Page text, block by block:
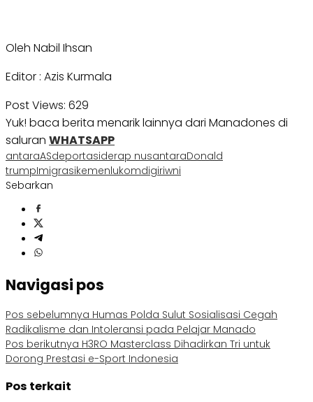
Oleh Nabil Ihsan
Editor : Azis Kurmala
Post Views: 629
Yuk! baca berita menarik lainnya dari Manadones di
saluran WHATSAPP
antaraASdeportasiderap nusantaraDonald
trumpImigrasikemenlukomdigiriwni
Sebarkan
Navigasi pos
Pos sebelumnya Humas Polda Sulut Sosialisasi Cegah
Radikalisme dan Intoleransi pada Pelajar Manado
Pos berikutnya H3RO Masterclass Dihadirkan Tri untuk
Dorong Prestasi e-Sport Indonesia
Pos terkait